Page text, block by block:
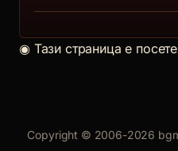
◉ Тази страница е
Copyright © 2006-2026